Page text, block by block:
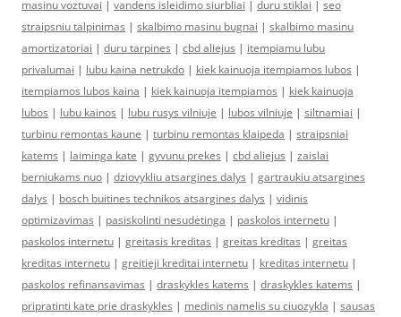
masinu voztuvai | vandens isleidimo siurbliai | duru stiklai | seo
straipsniu talpinimas | skalbimo masinu bugnai | skalbimo masinu
amortizatoriai | duru tarpines | cbd aliejus | itempiamu lubu
privalumai | lubu kaina netrukdo | kiek kainuoja itempiamos lubos |
itempiamos lubos kaina | kiek kainuoja itempiamos | kiek kainuoja
lubos | lubu kainos | lubu rusys vilniuje | lubos vilniuje | siltnamiai |
turbinu remontas kaune | turbinu remontas klaipeda | straipsniai
katems | laiminga kate | gyvunu prekes | cbd aliejus | zaislai
berniukams nuo | dziovykliu atsargines dalys | gartraukiu atsargines
dalys | bosch buitines technikos atsargines dalys | vidinis
optimizavimas | pasiskolinti nesudėtinga | paskolos internetu |
paskolos internetu | greitasis kreditas | greitas kreditas | greitas
kreditas internetu | greitieji kreditai internetu | kreditas internetu |
paskolos refinansavimas | draskykles katems | draskykles katems |
pripratinti kate prie draskykles | medinis namelis su ciuozykla | sausas